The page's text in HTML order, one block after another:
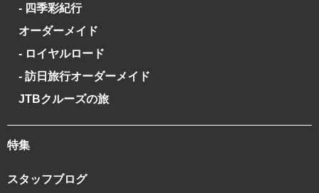
- 四季彩紀行
オーダーメイド
- ロイヤルロード
- 訪日旅行オーダーメイド
JTBクルーズの旅
特集
スタッフブログ